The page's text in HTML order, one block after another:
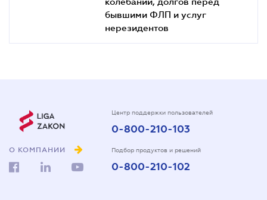
бывшими ФЛП и услуг
нерезидентов
О КОМПАНИИ
Центр поддержки пользователей
0-800-210-103
Подбор продуктов и решений
0-800-210-102